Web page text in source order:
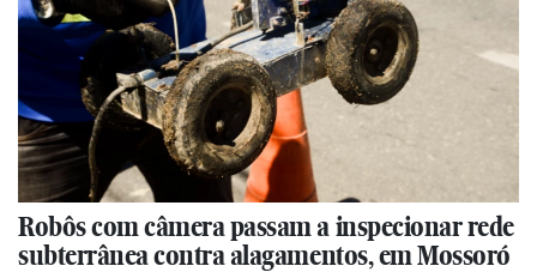
Robôs com câmera passam a inspecionar rede
subterrânea contra alagamentos, em Mossoró